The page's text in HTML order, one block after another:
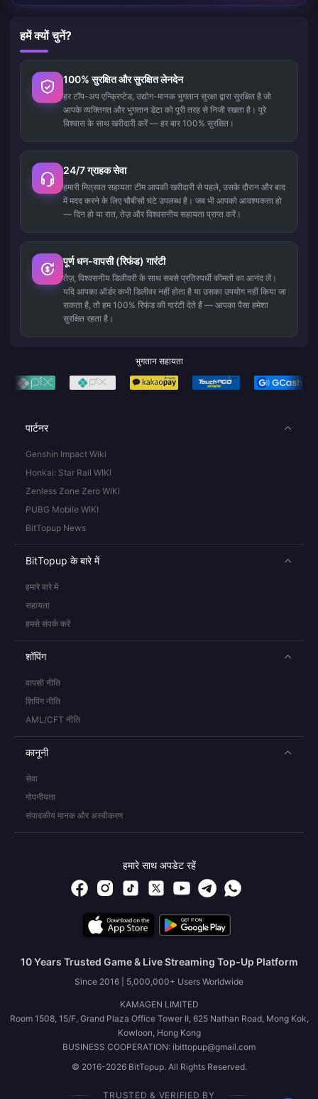
हमें क्यों चुनें?
100% सुरक्षित और सुरक्षित लेनदेन
हर टॉप-अप एन्क्रिप्टेड, उद्योग-मानक भुगतान सुरक्षा द्वारा सुरक्षित है जो
आपके व्यक्तिगत और भुगतान डेटा को पूरी तरह से निजी रखता है। पूरे
विश्वास के साथ खरीदारी करें — हर बार 100% सुरक्षित।
24/7 ग्राहक सेवा
हमारी मित्रवत सहायता टीम आपकी खरीदारी से पहले, उसके दौरान और बाद
में मदद करने के लिए चौबीसों घंटे उपलब्ध है। जब भी आपको आवश्यकता हो
— दिन हो या रात, तेज़ और विश्वसनीय सहायता प्राप्त करें।
पूर्ण धन-वापसी (रिफंड) गारंटी
तेज़, विश्वसनीय डिलीवरी के साथ सबसे प्रतिस्पर्धी कीमतों का आनंद लें।
यदि आपका ऑर्डर कभी डिलीवर नहीं होता है या उसका उपयोग नहीं किया जा
सकता है, तो हम 100% रिफंड की गारंटी देते हैं — आपका पैसा हमेशा
सुरक्षित रहता है।
भुगतान सहायता
पार्टनर
Genshin Impact Wiki
Honkai: Star Rail WIKI
Zenless Zone Zero WIKI
PUBG Mobile WIKI
BitTopup News
BitTopup के बारे में
हमारे बारे में
सहायता
हमसे संपर्क करें
शॉपिंग
वापसी नीति
शिपिंग नीति
AML/CFT नीति
कानूनी
सेवा
गोपनीयता
संपादकीय मानक और अस्वीकरण
हमारे साथ अपडेट रहें
10 Years Trusted Game & Live Streaming Top-Up Platform
Since 2016 | 5,000,000+ Users Worldwide
KAMAGEN LIMITED
Room 1508, 15/F, Grand Plaza Office Tower II, 625 Nathan Road, Mong Kok,
Kowloon, Hong Kong
BUSINESS COOPERATION: ibittopup@gmail.com
© 2016-2026 BitTopup. All Rights Reserved.
TRUSTED & VERIFIED BY